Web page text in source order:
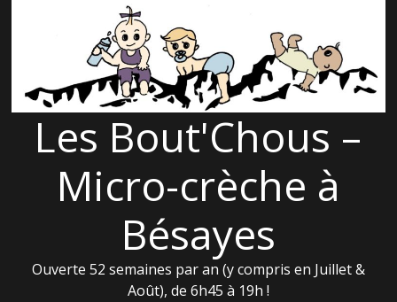
Les Bout'Chous –
Micro-crèche à
Bésayes
Ouverte 52 semaines par an (y compris en Juillet &
Août), de 6h45 à 19h !